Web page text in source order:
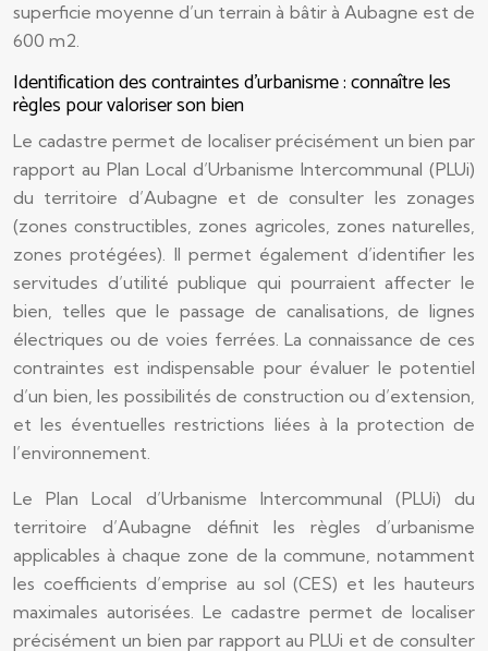
superficie moyenne d’un terrain à bâtir à Aubagne est de
600 m2.
Identification des contraintes d’urbanisme : connaître les
règles pour valoriser son bien
Le cadastre permet de localiser précisément un bien par
rapport au Plan Local d’Urbanisme Intercommunal (PLUi)
du territoire d’Aubagne et de consulter les zonages
(zones constructibles, zones agricoles, zones naturelles,
zones protégées). Il permet également d’identifier les
servitudes d’utilité publique qui pourraient affecter le
bien, telles que le passage de canalisations, de lignes
électriques ou de voies ferrées. La connaissance de ces
contraintes est indispensable pour évaluer le potentiel
d’un bien, les possibilités de construction ou d’extension,
et les éventuelles restrictions liées à la protection de
l’environnement.
Le Plan Local d’Urbanisme Intercommunal (PLUi) du
territoire d’Aubagne définit les règles d’urbanisme
applicables à chaque zone de la commune, notamment
les coefficients d’emprise au sol (CES) et les hauteurs
maximales autorisées. Le cadastre permet de localiser
précisément un bien par rapport au PLUi et de consulter